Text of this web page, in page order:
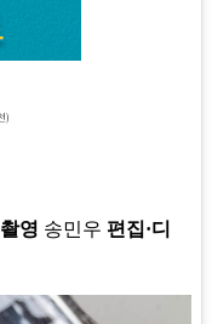
촬영 송민우 편집·디